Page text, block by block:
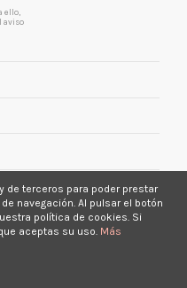
ello,
aviso
de terceros para poder prestar
navegación. Al pulsar el botón
política de cookies. Si
aceptas su uso. Más